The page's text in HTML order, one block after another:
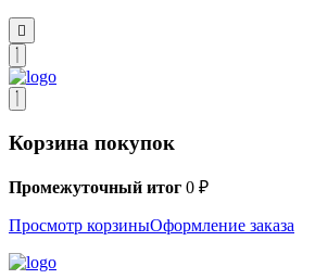
Корзина покупок
Промежуточный итог 0 ₽
Просмотр корзиныОформление заказа